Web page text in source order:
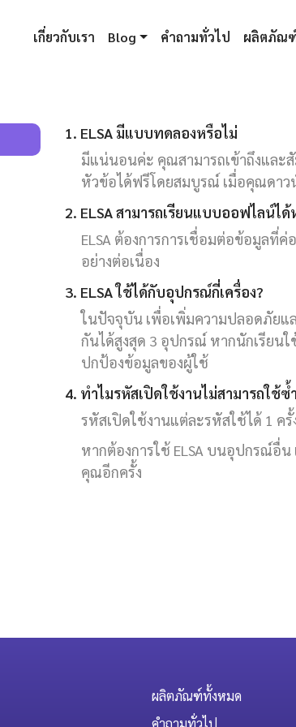
เกี่ยวกับเรา Blog คำถามทั่วไป ผลิตภัณ
1. ELSA มีแบบทดลองหรือไม่
มีแน่นอนค่ะ คุณสามารถเข้าถึงและ
หัวข้อได้ฟรีโดยสมบูรณ์ เมื่อคุณดาว
2. ELSA สามารถเรียนแบบออฟไลน์ได้
ELSA ต้องการการเชื่อมต่อข้อมูลที่
อย่างต่อเนื่อง
3. ELSA ใช้ได้กับอุปกรณ์กี่เครื่อง?
ในปัจจุบัน เพื่อเพิ่มความปลอดภัยแ
กันได้สูงสุด 3 อุปกรณ์ หากนักเรียน
ปกป้องข้อมูลของผู้ใช้
4. ทำไมรหัสเปิดใช้งานไม่สามารถใช้ซ้
รหัสเปิดใช้งานแต่ละรหัสใช้ได้ 1 ค
หากต้องการใช้ ELSA บนอุปกรณ์อื่
คุณอีกครั้ง
ผลิตภัณฑ์ทั้งหมด
คำถามทั่วไป